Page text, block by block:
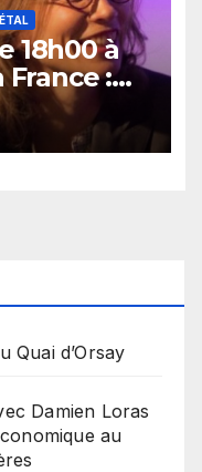
de la
18h00 à
France :
et
et
d’Orsay
Damien Loras
au